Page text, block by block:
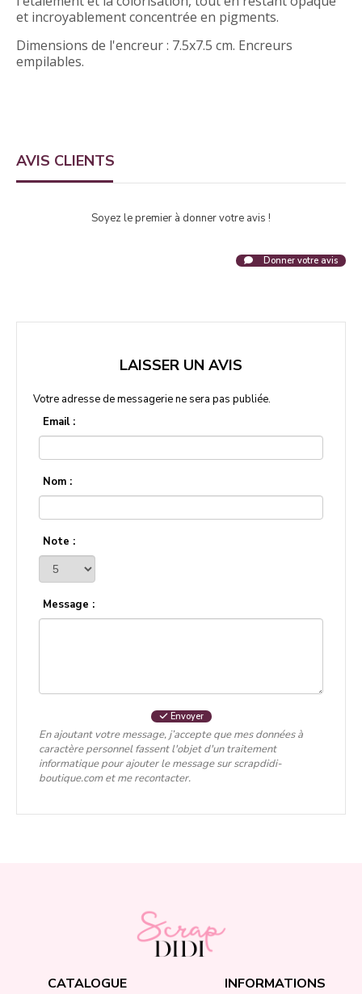
et incroyablement concentrée en pigments.
Dimensions de l'encreur : 7.5x7.5 cm. Encreurs
empilables.
AVIS CLIENTS
Soyez le premier à donner votre avis !
Donner votre avis
LAISSER UN AVIS
Votre adresse de messagerie ne sera pas publiée.
Email :
Nom :
Note :
Message :
Envoyer
En ajoutant votre message, j’accepte que mes données à
caractère personnel fassent l'objet d'un traitement
informatique pour ajouter le message sur scrapdidi-
boutique.com et me recontacter.
CATALOGUE INFORMATIONS